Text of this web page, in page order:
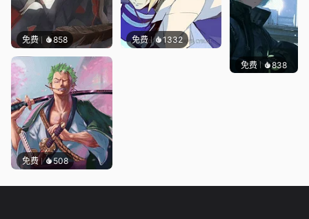
免费 858 免费 1332
免费 508
免费 838辰东